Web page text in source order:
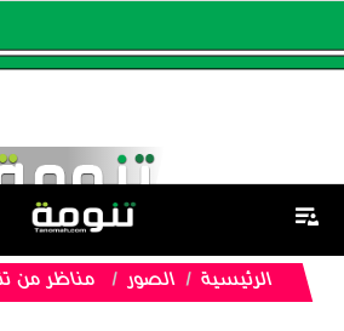
الرئيسية الصور مناظر من